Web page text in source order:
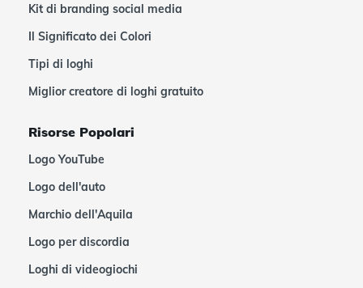
Kit di branding social media
Il Significato dei Colori
Tipi di loghi
Miglior creatore di loghi gratuito
Risorse Popolari
Logo YouTube
Logo dell'auto
Marchio dell'Aquila
Logo per discordia
Loghi di videogiochi